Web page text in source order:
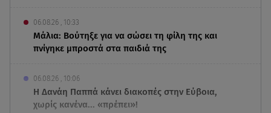
06.08.26 , 10:33
Μάλια: Βούτηξε για να σώσει τη φίλη της και
πνίγηκε μπροστά στα παιδιά της
06.08.26 , 10:06
Η Δανάη Παππά κάνει διακοπές στην Εύβοια,
χωρίς κανένα... «πρέπει»!